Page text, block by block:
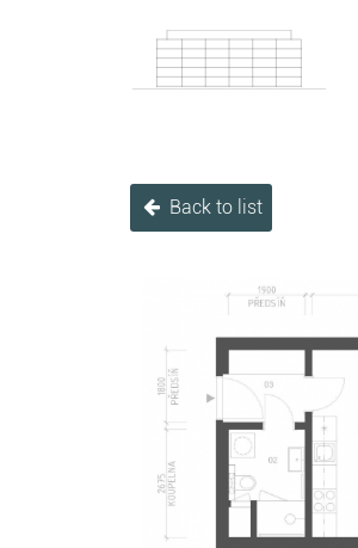
Back to list